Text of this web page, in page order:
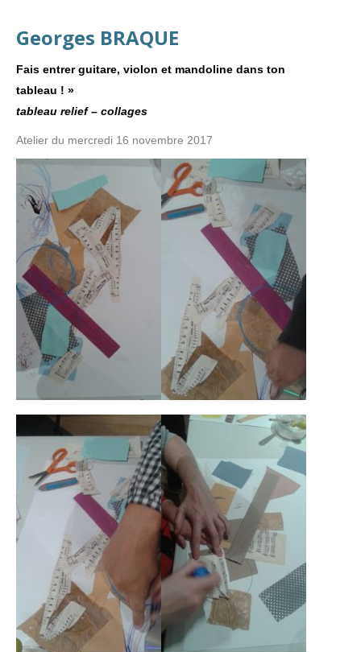
Georges BRAQUE
Fais entrer guitare, violon et mandoline dans ton
tableau ! »
tableau relief – collages
Atelier du mercredi 16 novembre 2017